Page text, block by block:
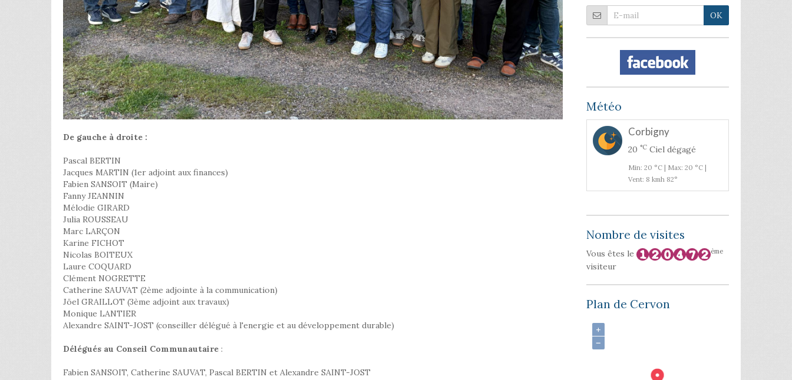
De gauche à droite :
Pascal BERTIN
Jacques MARTIN (1er adjoint aux finances)
Fabien SANSOIT (Maire)
Fanny JEANNIN
Mélodie GIRARD
Julia ROUSSEAU
Marc LARÇON
Karine FICHOT
Nicolas BOITEUX
Laure COQUARD
Clément NOGRETTE
Catherine SAUVAT (2ème adjointe à la communication)
Jöel GRAILLOT (3ème adjoint aux travaux)
Monique LANTIER
Alexandre SAINT-JOST (conseiller délégué à l'energie et au développement durable)
Délégués au Conseil Communautaire :
Fabien SANSOIT, Catherine SAUVAT, Pascal BERTIN et Alexandre SAINT-JOST
OK
Météo
Corbigny
20 °CCiel dégagé
Min: 20 °C | Max: 20 °C |
Vent: 8 kmh 82°
Nombre de visites
Vous êtes le ème
visiteur
Plan de Cervon
+
−